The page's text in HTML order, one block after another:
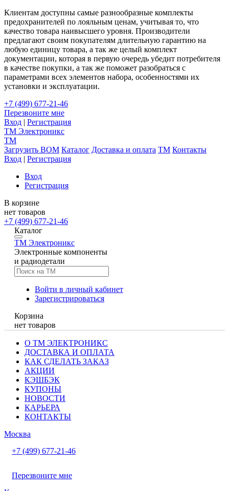
Клиентам доступны самые разнообразные комплекты
предохранителей по лояльным ценам, учитывая то, что
качество товара наивысшего уровня. Производители
предлагают своим покупателям длительную гарантию на
любую единицу товара, а так же целый комплект
документации, которая в первую очередь убедит потребителя
в качестве покупки, а так же поможет разобраться с
параметрами всех элементов набора, особенностями их
установки и эксплуатации.
+7 (499) 677-21-46
Перезвоните мне
Вход | Регистрация
TM Электроникс
TM
Загрузить BOM Каталог Доставка и оплата TM Контакты
Вход | Регистрация
Вход
Регистрация
В корзине
нет товаров
+7 (499) 677-21-46
Каталог
TM Электроникс
Электронные компоненты
и радиодетали
Войти в личный кабинет
Зарегистрироваться
Корзина
нет товаров
О ТМ ЭЛЕКТРОНИКС
ДОСТАВКА И ОПЛАТА
КАК СДЕЛАТЬ ЗАКАЗ
АКЦИИ
КЭШБЭК
КУПОНЫ
НОВОСТИ
КАРЬЕРА
КОНТАКТЫ
Москва
+7 (499) 677-21-46
Перезвоните мне